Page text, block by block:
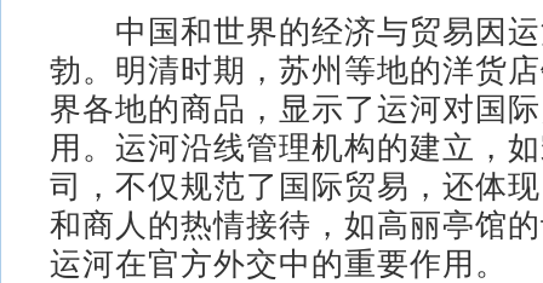
中国和世界的经济与贸易因运
勃。明清时期，苏州等地的洋货
界各地的商品，显示了运河对国
用。运河沿线管理机构的建立，
司，不仅规范了国际贸易，还体
和商人的热情接待，如高丽亭馆
运河在官方外交中的重要作用。